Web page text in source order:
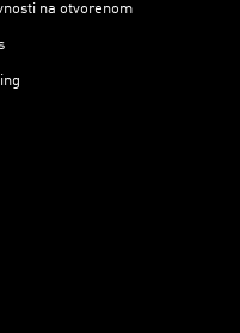
na otvorenom